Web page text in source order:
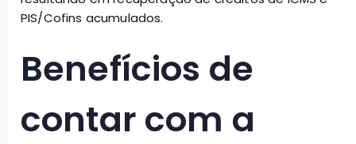
PIS/Cofins acumulados.
Benefícios de
contar com a